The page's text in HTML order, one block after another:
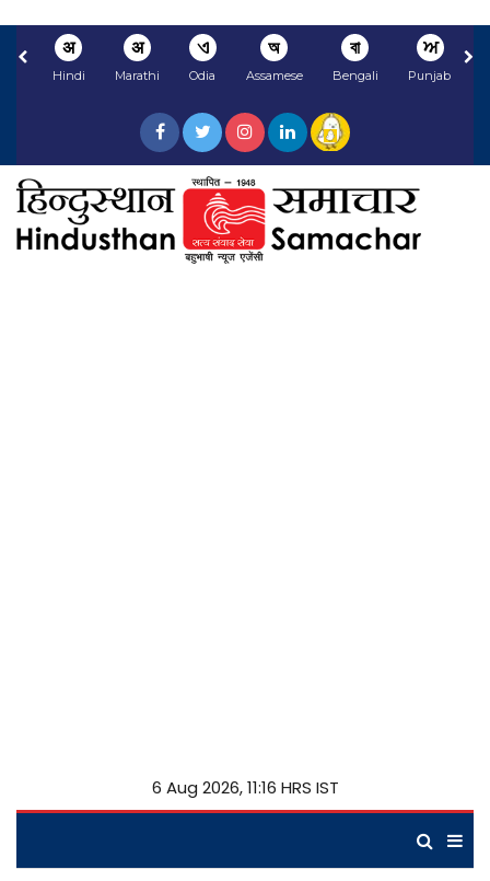
अ
Hindi
अ
Marathi
ଏ
Odia
অ
Assamese
বা
Bengali
ਅ
Punjabi
6 Aug 2026, 11:16 HRS IST